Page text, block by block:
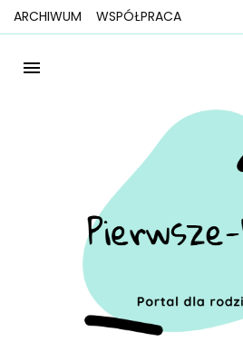
ARCHIWUM WSPÓŁPRACA